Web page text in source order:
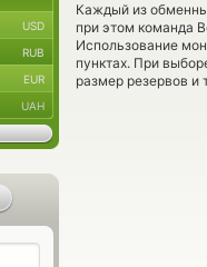
Каждый из
при этом команда
Использование
пунктах. При
размер резервов и
USD
RUB
EUR
UAH